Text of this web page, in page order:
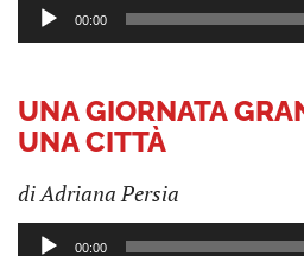
Audio
Player
00:00
UNA GIORNATA
UNA CITTÀ
di Adriana Persia
Audio
00:00